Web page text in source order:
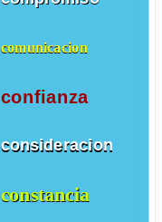
comunicacion
confianza
consideracion
constancia